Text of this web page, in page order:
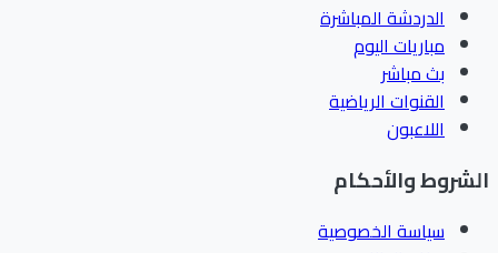
الدردشة المباشرة
مباريات اليوم
بث مباشر
القنوات الرياضية
اللاعبون
والأحكام
سياسة الخصوصية